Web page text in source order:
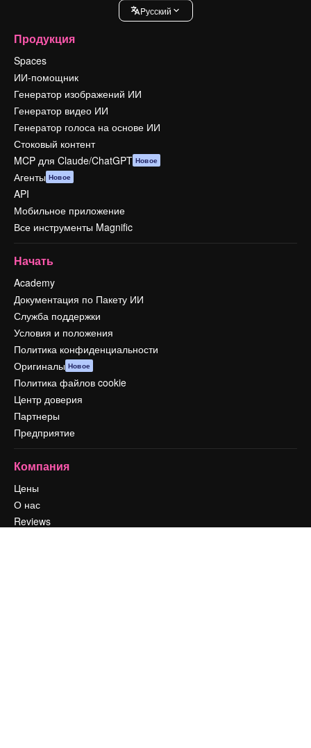
Pусский
Продукция
Spaces
ИИ-помощник
Генератор изображений ИИ
Генератор видео ИИ
Генератор голоса на основе ИИ
Стоковый контент
MCP для Claude/ChatGPT Новое
Агенты Новое
API
Мобильное приложение
Все инструменты Magnific
Начать
Academy
Документация по Пакету ИИ
Служба поддержки
Условия и положения
Политика конфиденциальности
Оригиналы Новое
Политика файлов cookie
Центр доверия
Партнеры
Предприятие
Компания
Цены
О нас
Reviews